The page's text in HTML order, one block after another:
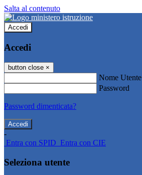
Salta al contenuto
Accedi
Accedi
button close ×
Nome Utente
Password
Password dimenticata?
-
Entra con SPID Entra con CIE
Seleziona utente